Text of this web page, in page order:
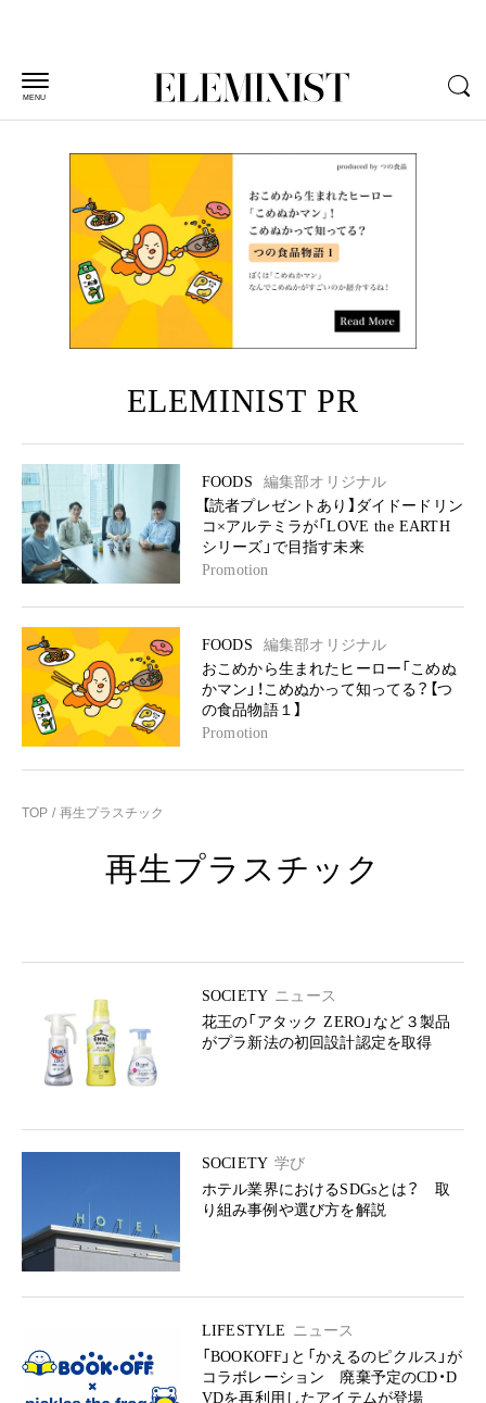
MENU
ELEMINIST PR
FOODS
編集部オリジナル
【読者プレゼントあり】ダイドードリン
コ×アルテミラが「LOVE the EARTH
シリーズ」で目指す未来
Promotion
FOODS
編集部オリジナル
おこめから生まれたヒーロー「こめぬ
かマン」！こめぬかって知ってる？【つ
の食品物語１】
Promotion
TOP 再生プラスチック
再生プラスチック
SOCIETY ニュース
花王の「アタック ZERO」など３製品
がプラ新法の初回設計認定を取得
SOCIETY 学び
ホテル業界におけるSDGsとは？ 取
り組み事例や選び方を解説
LIFESTYLE ニュース
「BOOKOFF」と「かえるのピクルス」が
コラボレーション 廃棄予定のCD・D
VDを再利用したアイテムが登場